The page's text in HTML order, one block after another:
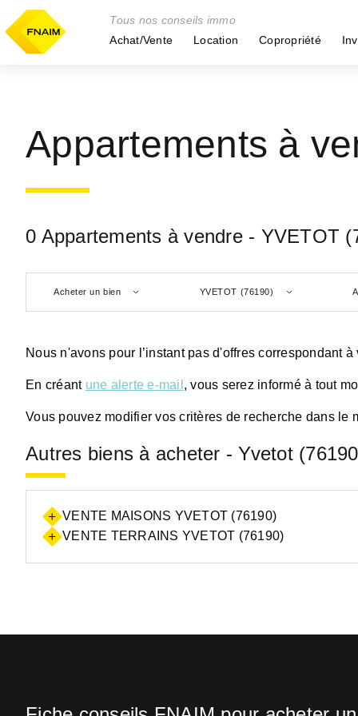
Tous nos conseils immo
Achat/Vente
Location Copropriété
Appartements à
0 Appartements à vendre - YVETOT
Acheter un bien YVETOT (76190)
Nous n'avons pour l’instant pas d'offres correspondant à
En créant une alerte e-mail , vous serez informé à tout
Vous pouvez modifier vos critères de recherche dans le
Autres biens à acheter - Yvetot
VENTE MAISONS YVETOT (76190)
VENTE TERRAINS YVETOT (76190)